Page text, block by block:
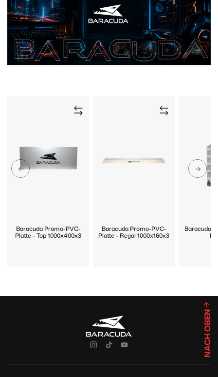
Baracuda Promo-PVC-
Platte - Top 1000x400x3
Baracuda Promo-PVC-
Platte - Regal 1000x160x3
Baracuda
NACH OBEN